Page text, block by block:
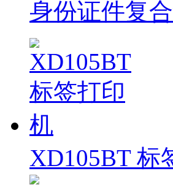
身份证件复
XD105BT 标